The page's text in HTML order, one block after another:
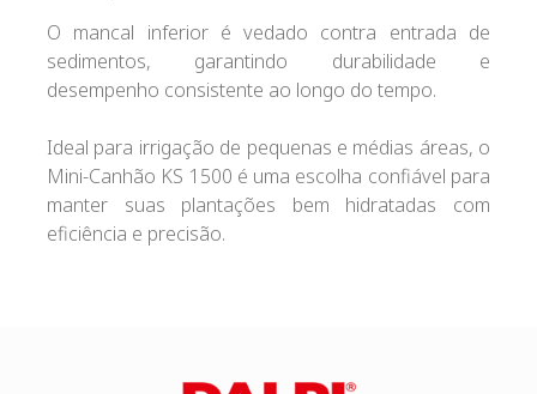
O mancal inferior é vedado contra entrada de
sedimentos, garantindo durabilidade e
desempenho consistente ao longo do tempo.
Ideal para irrigação de pequenas e médias áreas, o
Mini-Canhão KS 1500 é uma escolha confiável para
manter suas plantações bem hidratadas com
eficiência e precisão.